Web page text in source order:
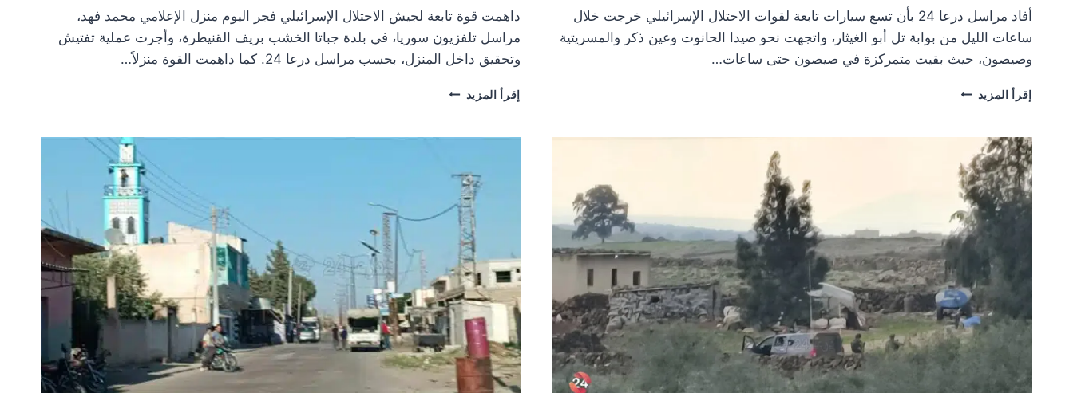
أفاد مراسل درعا 24 بأن تسع سيارات تابعة لقوات الاحتلال الإسرائيلي خرجت خلال
ساعات الليل من بوابة تل أبو الغيثار، واتجهت نحو صيدا الحانوت وعين ذكر والمسريتية
وصيصون، حيث بقيت متمركزة في صيصون حتى ساعات…
إقرأ المزيد تحركات
الاحتلال
الإسرائيلي
في
وادي
الرقاد
وقرية
جملة
الغربي
داهمت قوة تابعة لجيش الاحتلال الإسرائيلي فجر اليوم منزل الإعلامي محمد فهد،
مراسل تلفزيون سوريا، في بلدة جباتا الخشب بريف القنيطرة، وأجرت عملية تفتيش
وتحقيق داخل المنزل، بحسب مراسل درعا 24. كما داهمت القوة منزلاً…
إقرأ المزيد مداهمة
ومنزل
في
جباتا
الخشب
بريف
القنيطرة